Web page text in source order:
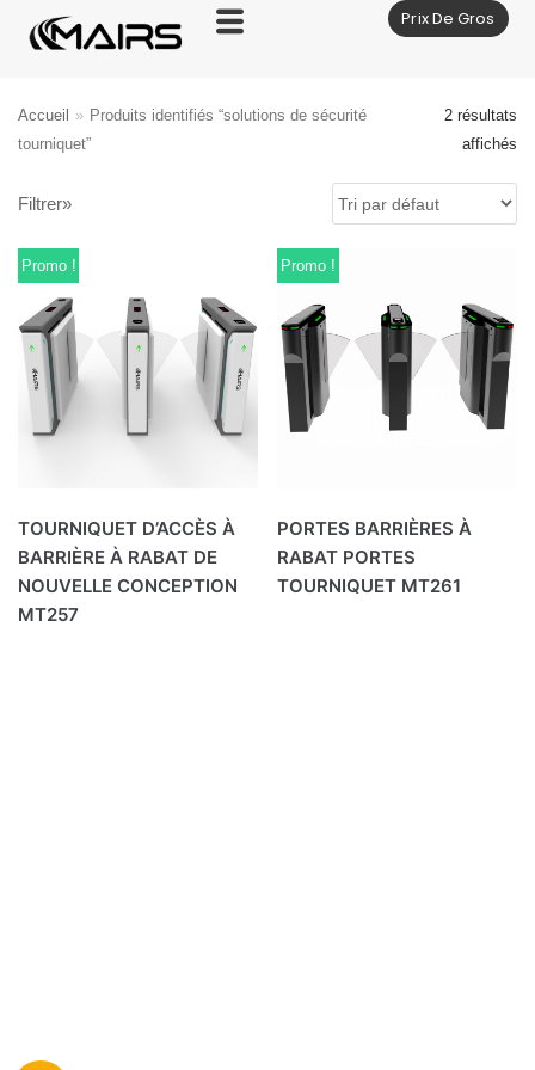
Aller
au
Prix De Gros
Accueil » Produits identifiés “solutions de sécurité
tourniquet”
2 résultats
affichés
Filtrer»
Promo !
TOURNIQUET D’ACCÈS À
BARRIÈRE À RABAT DE
NOUVELLE CONCEPTION
MT257
Promo !
PORTES BARRIÈRES À
RABAT PORTES
TOURNIQUET MT261